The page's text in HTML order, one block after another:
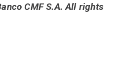
CMF S.A. All rights